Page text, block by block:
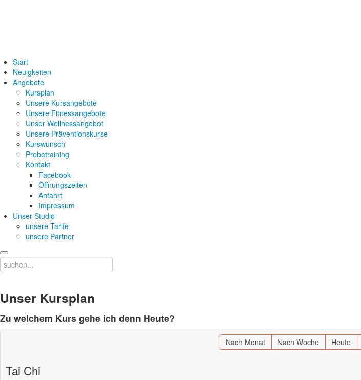
Start
Neuigkeiten
Angebote
Kursplan
Unsere Kursangebote
Unsere Fitnessangebote
Unser Wellnessangebot
Unsere Präventionskurse
Kurswunsch
Probetraining
Kontakt
Facebook
Öffnungszeiten
Anfahrt
Impressum
Unser Studio
unsere Tarife
unsere Partner
Unser Kursplan
Zu welchem Kurs gehe ich denn Heute?
Nach Monat Nach Woche Heute
Tai Chi